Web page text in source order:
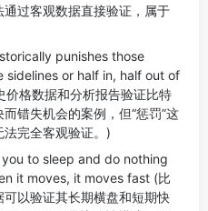
过客观数据直接验证，属于
punishes those
or half in, half out of
格数据和分析报告验证比特
错失机会的案例，但“惩罚”这
完全客观验证。)
to sleep and do nothing
it moves, it moves fast (比
以验证其长期横盘和短期快